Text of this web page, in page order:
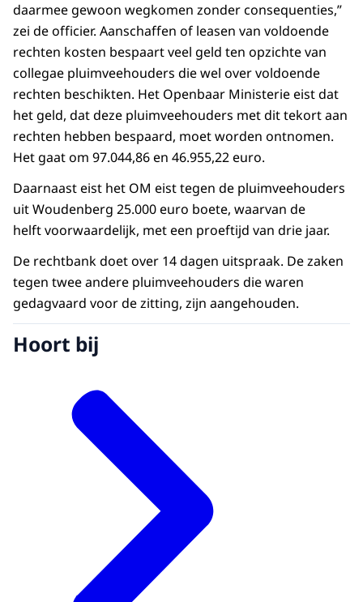
daarmee gewoon wegkomen zonder consequenties,”
zei de officier. Aanschaffen of leasen van voldoende
rechten kosten bespaart veel geld ten opzichte van
collegae pluimveehouders die wel over voldoende
rechten beschikten. Het Openbaar Ministerie eist dat
het geld, dat deze pluimveehouders met dit tekort aan
rechten hebben bespaard, moet worden ontnomen.
Het gaat om 97.044,86 en 46.955,22 euro.
Daarnaast eist het OM eist tegen de pluimveehouders
uit Woudenberg 25.000 euro boete, waarvan de
helft voorwaardelijk, met een proeftijd van drie jaar.
De rechtbank doet over 14 dagen uitspraak. De zaken
tegen twee andere pluimveehouders die waren
gedagvaard voor de zitting, zijn aangehouden.
Hoort bij